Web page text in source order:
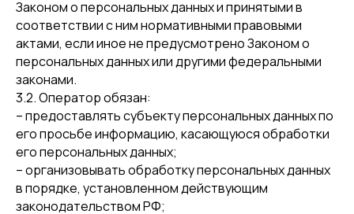
Законом о персональных данных и принятыми в
соответствии с ним нормативными правовыми
актами, если иное не предусмотрено Законом о
персональных данных или другими федеральными
законами.
3.2. Оператор обязан:
– предоставлять субъекту персональных данных по
его просьбе информацию, касающуюся обработки
его персональных данных;
– организовывать обработку персональных данных
в порядке, установленном действующим
законодательством РФ;